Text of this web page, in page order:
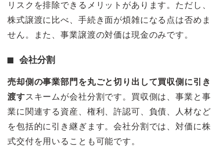
リスクを排除できるメリットがあります。ただし、
株式譲渡に比べ、手続き面が煩雑になる点は否めま
せん。また、事業譲渡の対価は現金のみです。
会社分割
売却側の事業部門を丸ごと切り出して買収側に引き
渡すスキームが会社分割です。買収側は、事業と事
業に関連する資産、権利、許認可、負債、人材など
を包括的に引き継ぎます。会社分割では、対価に株
式交付を用いることも可能です。